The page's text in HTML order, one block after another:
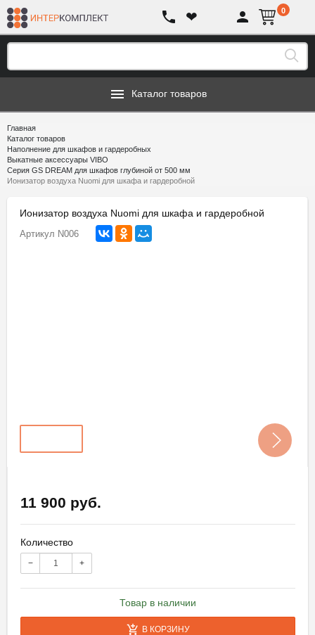
❤ 0
Каталог товаров
Главная
Каталог товаров
Наполнение для шкафов и гардеробных
Выкатные аксессуары VIBO
Серия GS DREAM для шкафов глубиной от 500 мм
Ионизатор воздуха Nuomi для шкафа и гардеробной
Ионизатор воздуха Nuomi для шкафа и гардеробной
Артикул N006
11 900 руб.
Количество
− +
Товар в наличии
В КОРЗИНУ